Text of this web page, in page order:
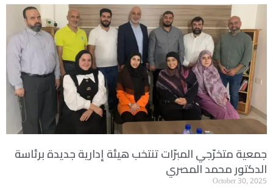
جمعية متخرّجي المبرّات تنتخب هيئة إدارية جديدة برئاسة
الدكتور محمد المصري
October 30, 2025